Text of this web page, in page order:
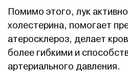
Помимо этого, лук
холестерина, помогает
атеросклероз, делает
более гибкими и
артериального давления.